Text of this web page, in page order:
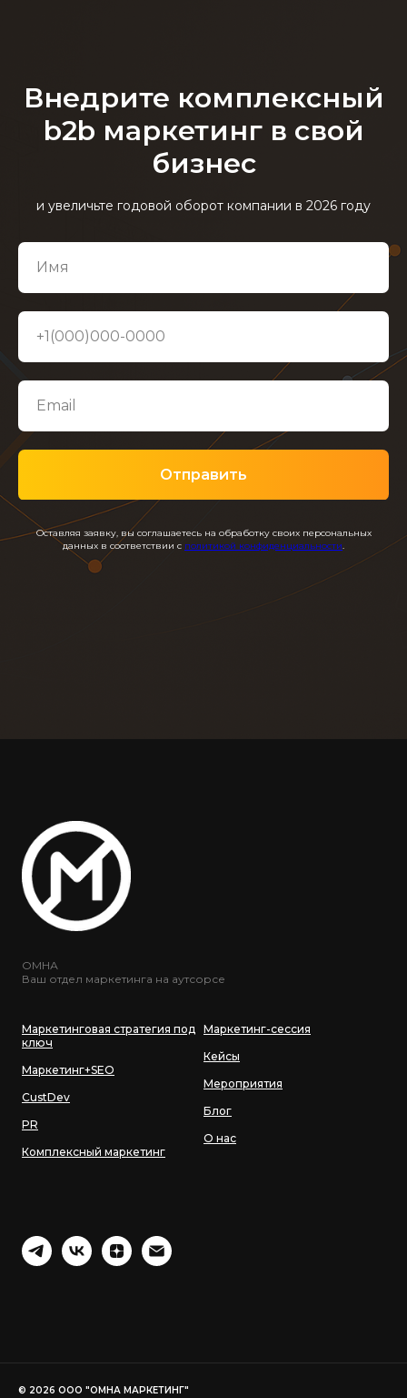
Внедрите комплексный
b2b маркетинг в свой
бизнес
и увеличьте годовой оборот компании в 2026 году
Отправить
Оставляя заявку, вы соглашаетесь на обработку своих персональных
данных в соответствии с политикой конфиденциальности.
ОМНА
Ваш отдел маркетинга на аутсорсе
Маркетинговая стратегия под
ключ
Маркетинг+SEO
CustDev
PR
Комплексный маркетинг
Маркетинг-сессия
Кейсы
Мероприятия
Блог
О нас
© 2026 ООО "ОМНА МАРКЕТИНГ"